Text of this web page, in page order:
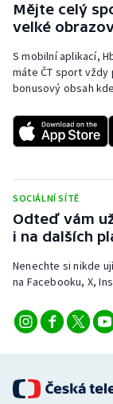
Mějte celý
velké
S mobilní aplikací,
máte ČT sport
bonusový obsah
SOCIÁLNÍ SÍTĚ
Odteď vám
i na dalších
Nenechte si nikde
na Facebooku, X,